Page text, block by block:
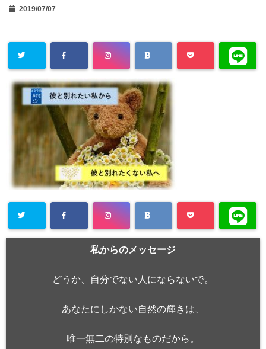
2019/07/07
私からのメッセージ
どうか、自分でない人にならないで。
あなたにしかない自然の輝きは、
唯一無二の特別なものだから。